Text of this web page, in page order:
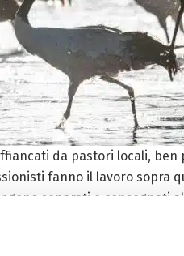
da pastori locali,
fanno il lavoro sopra
separati e consegnati
da seguire è
di molti